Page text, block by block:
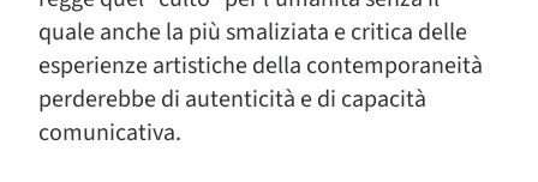
quale anche la più smaliziata e critica delle
esperienze artistiche della contemporaneità
perderebbe di autenticità e di capacità
comunicativa.